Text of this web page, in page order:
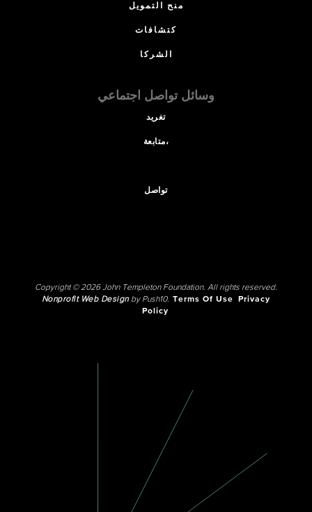
منح التمويل
كتشافات
الشركا
وسائل تواصل اجتماعي
تغريد
متابعة،
تواصل
Copyright © 2026 John Templeton Foundation. All rights reserved.
Nonprofit Web Designby Push10. Terms Of Use
Privacy
Policy